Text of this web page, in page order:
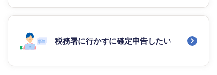
税務署に行かずに確定申告したい